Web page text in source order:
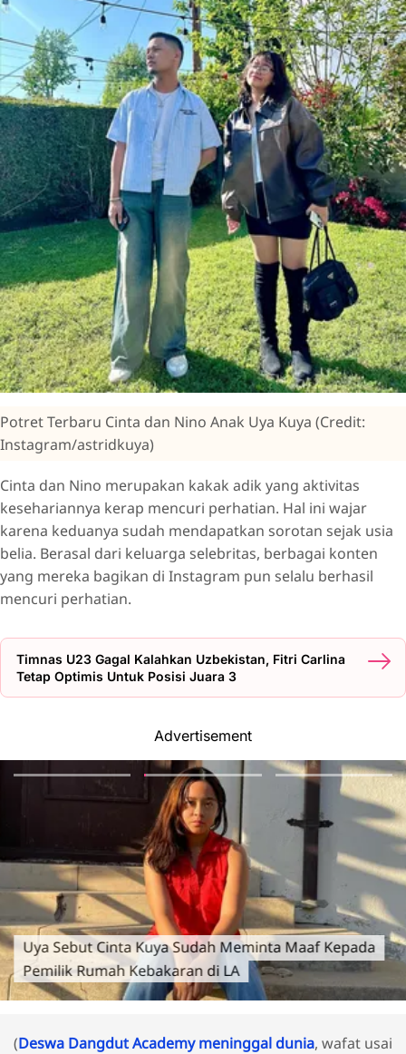
Potret Terbaru Cinta dan Nino Anak Uya Kuya (Credit:
Instagram/astridkuya)
Cinta dan Nino merupakan kakak adik yang aktivitas
kesehariannya kerap mencuri perhatian. Hal ini wajar
karena keduanya sudah mendapatkan sorotan sejak usia
belia. Berasal dari keluarga selebritas, berbagai konten
yang mereka bagikan di Instagram pun selalu berhasil
mencuri perhatian.
Timnas U23 Gagal Kalahkan Uzbekistan, Fitri Carlina
Tetap Optimis Untuk Posisi Juara 3
Advertisement
Uya Sebut Cinta Kuya Sudah Meminta Maaf Kepada
Pemilik Rumah Kebakaran di LA
(Deswa Dangdut Academy meninggal dunia, wafat usai